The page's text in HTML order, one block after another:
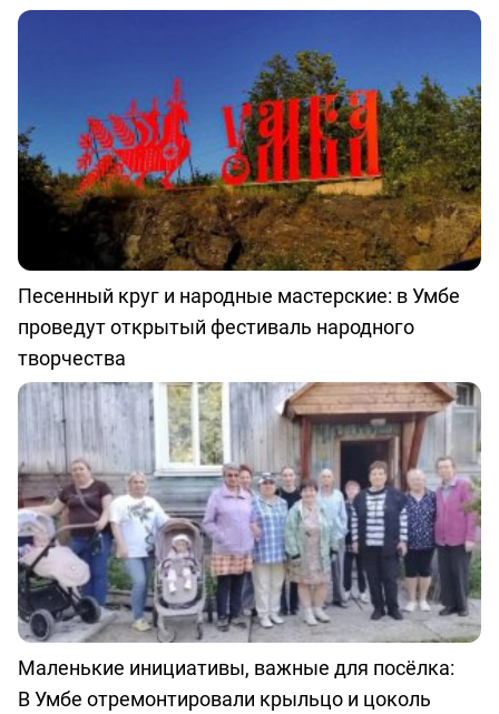
Песенный круг и народные мастерские: в Умбе
проведут открытый фестиваль народного
творчества
Маленькие инициативы, важные для посёлка:
В Умбе отремонтировали крыльцо и цоколь